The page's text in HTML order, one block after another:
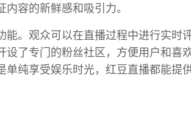
容的新鲜感和吸引力。
能。观众可以在直播过程中进行实时
设了专门的粉丝社区，方便用户和喜
纯享受娱乐时光，红豆直播都能提